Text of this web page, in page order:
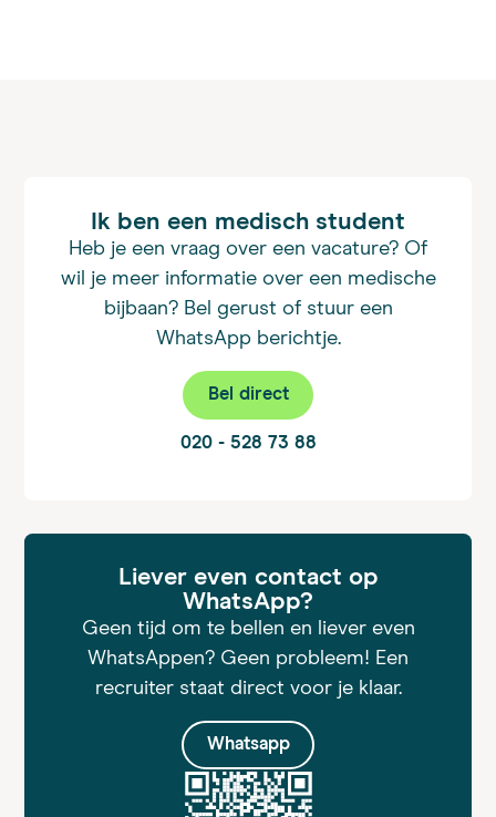
Ik ben een medisch student
Heb je een vraag over een vacature? Of
wil je meer informatie over een medische
bijbaan? Bel gerust of stuur een
WhatsApp berichtje.
Bel direct
020 - 528 73 88
Liever even contact op
WhatsApp?
Geen tijd om te bellen en liever even
WhatsAppen? Geen probleem! Een
recruiter staat direct voor je klaar.
Whatsapp